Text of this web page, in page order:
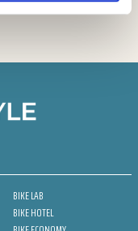
BIKE LAB
BIKE HOTEL